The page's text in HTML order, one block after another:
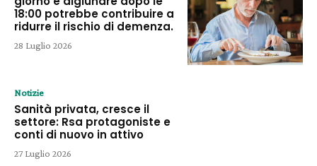
18:00 potrebbe contribuire a
ridurre il rischio di demenza.
28 Luglio 2026
Notizie
Sanità privata, cresce il
settore: Rsa protagoniste e
conti di nuovo in attivo
27 Luglio 2026